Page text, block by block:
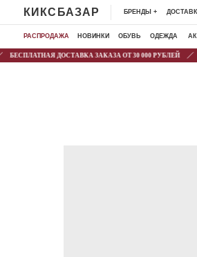
БЕСПЛАТНАЯ ДОСТАВКА ЗАКАЗА ОТ 30 000 РУБЛЕЙ
ДОСТАВКА И
НОВИНКИ
РАСПРОДАЖА ОБУВЬ ОДЕЖДА
БРЕНДЫ +
КИКСБАЗАР